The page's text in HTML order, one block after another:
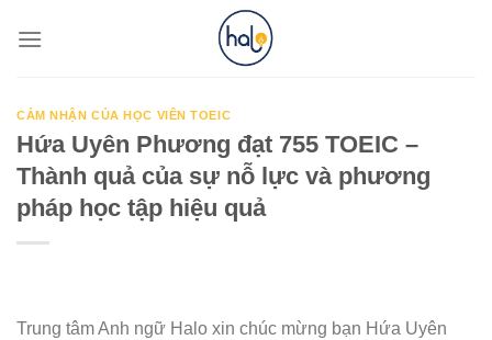
CẢM NHẬN CỦA HỌC VIÊN TOEIC
Hứa Uyên Phương đạt 755 TOEIC –
Thành quả của sự nỗ lực và phương
pháp học tập hiệu quả
Trung tâm Anh ngữ Halo xin chúc mừng bạn Hứa Uyên